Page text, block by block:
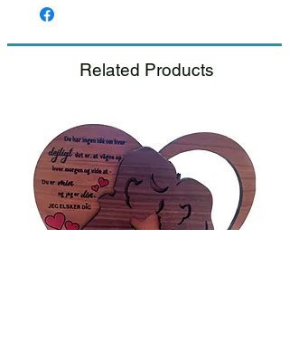
vores højeste prioritet, og vi inspicerer altid
Hvis du bemærker nogen skade, når du
billede, så sørger vi for en hurtig
udskiftning.Se venligst vores Retur &
Tilbagebetalings politik.
Related Products